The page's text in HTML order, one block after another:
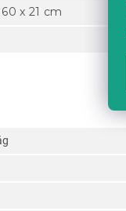
60 x 21 cm